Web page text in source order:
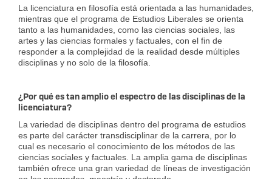
La licenciatura en filosofía está orientada a las humanidades,
mientras que el programa de Estudios Liberales se orienta
tanto a las humanidades, como las ciencias sociales, las
artes y las ciencias formales y factuales, con el fin de
responder a la complejidad de la realidad desde múltiples
disciplinas y no solo de la filosofía.
¿Por qué es tan amplio el espectro de las disciplinas de la
licenciatura?
La variedad de disciplinas dentro del programa de estudios
es parte del carácter transdisciplinar de la carrera, por lo
cual es necesario el conocimiento de los métodos de las
ciencias sociales y factuales. La amplia gama de disciplinas
también ofrece una gran variedad de líneas de investigación